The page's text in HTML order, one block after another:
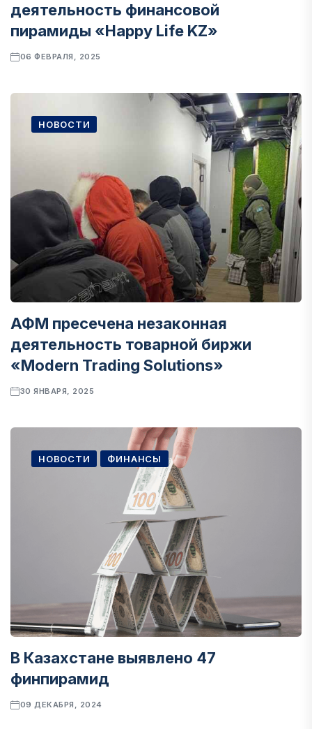
деятельность финансовой
пирамиды «Happy Life KZ»
06 ФЕВРАЛЯ, 2025
НОВОСТИ
АФМ пресечена незаконная
деятельность товарной биржи
«Modern Trading Solutions»
30 ЯНВАРЯ, 2025
НОВОСТИ ФИНАНСЫ
В Казахстане выявлено 47
финпирамид
09 ДЕКАБРЯ, 2024